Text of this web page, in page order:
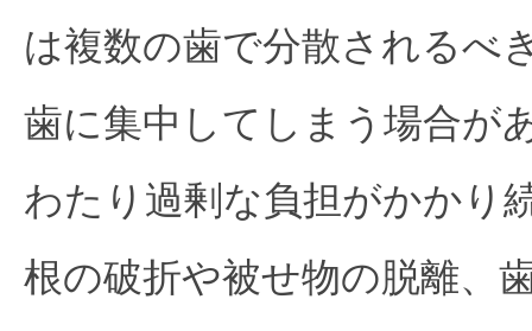
は複数の歯で分散されるべ
歯に集中してしまう場合が
わたり過剰な負担がかかり
根の破折や被せ物の脱離、